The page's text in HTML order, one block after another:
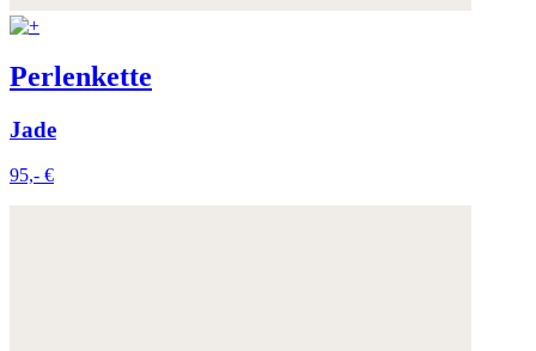
Perlenkette
Jade
95,- €